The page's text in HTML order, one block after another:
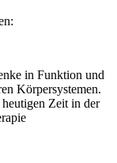
in Funktion und
Körpersystemen.
Zeit in der